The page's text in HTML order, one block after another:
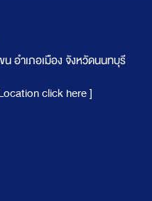
น อำเภอเมือง จังหวัดนนทบุรี
click here ]